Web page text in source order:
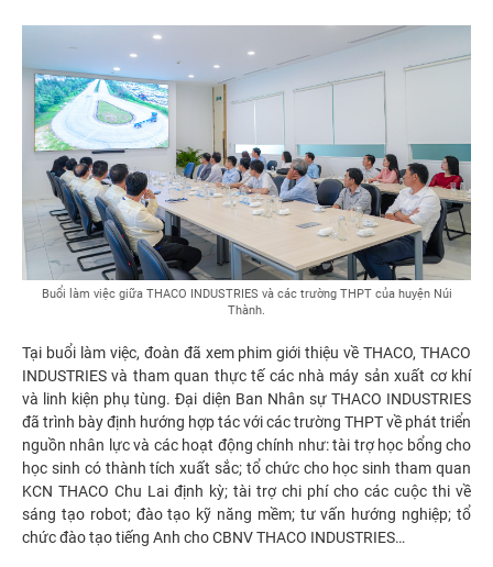
Buổi làm việc giữa THACO INDUSTRIES và các trường THPT của huyện Núi
Thành.
Tại buổi làm việc, đoàn đã xem phim giới thiệu về THACO, THACO
INDUSTRIES và tham quan thực tế các nhà máy sản xuất cơ khí
và linh kiện phụ tùng. Đại diện Ban Nhân sự THACO INDUSTRIES
đã trình bày định hướng hợp tác với các trường THPT về phát triển
nguồn nhân lực và các hoạt động chính như: tài trợ học bổng cho
học sinh có thành tích xuất sắc; tổ chức cho học sinh tham quan
KCN THACO Chu Lai định kỳ; tài trợ chi phí cho các cuộc thi về
sáng tạo robot; đào tạo kỹ năng mềm; tư vấn hướng nghiệp; tổ
chức đào tạo tiếng Anh cho CBNV THACO INDUSTRIES…